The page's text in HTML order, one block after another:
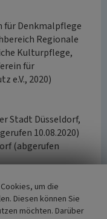
für Denkmalpflege
Regionale
Kulturpflege,
für
e.V., 2020)
Stadt Düsseldorf,
10.08.2020)
(abgerufen
um die
Diesen können Sie
möchten. Darüber